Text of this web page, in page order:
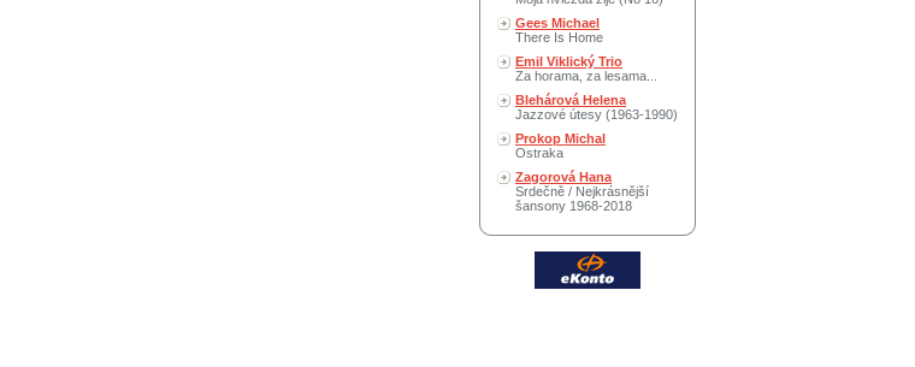
Gees Michael
There Is Home
Emil Viklický Trio
Za horama, za lesama...
Blehárová Helena
Jazzové útesy (1963-1990)
Prokop Michal
Ostraka
Zagorová Hana
Srdečně / Nejkrásnější
šansony 1968-2018